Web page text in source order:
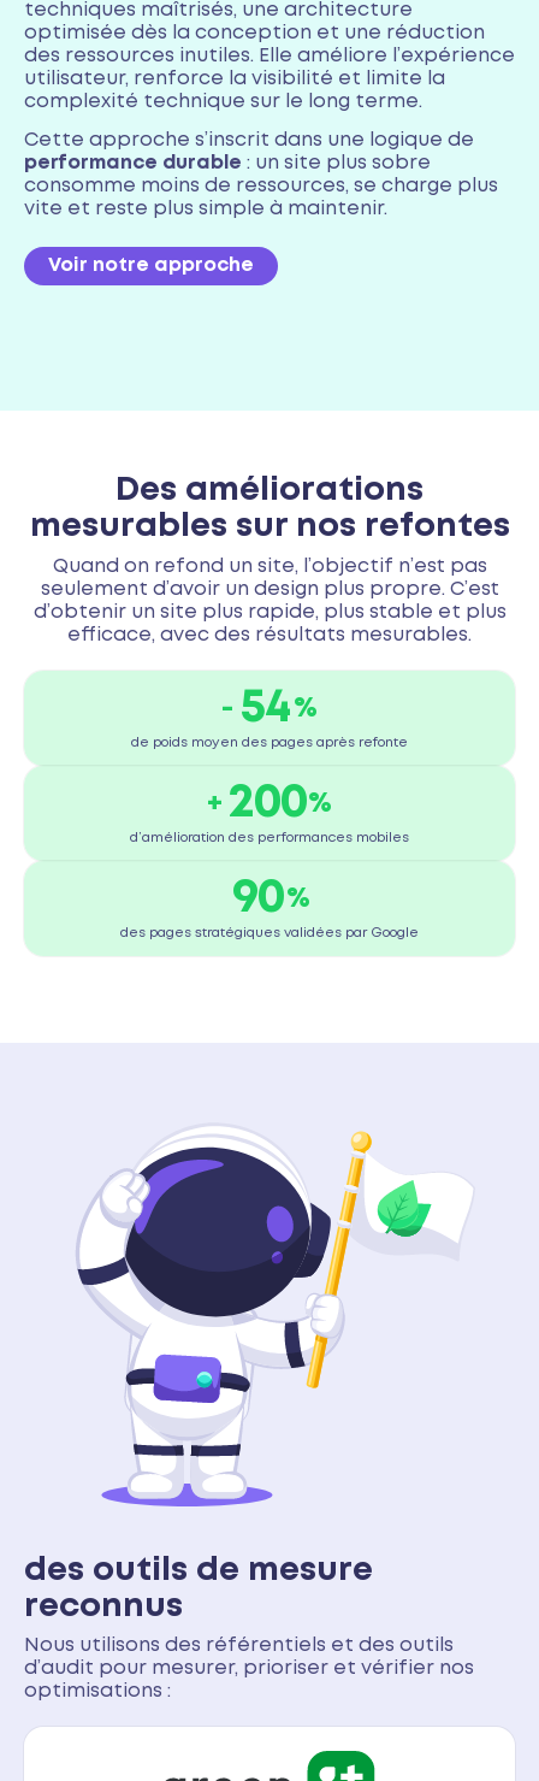
techniques maîtrisés, une architecture
optimisée dès la conception et une réduction
des ressources inutiles. Elle améliore l’expérience
utilisateur, renforce la visibilité et limite la
complexité technique sur le long terme.
Cette approche s’inscrit dans une logique de
performance durable : un site plus sobre
consomme moins de ressources, se charge plus
vite et reste plus simple à maintenir.
Voir notre approche
Des améliorations
mesurables sur nos refontes
Quand on refond un site, l’objectif n’est pas
seulement d’avoir un design plus propre. C’est
d’obtenir un site plus rapide, plus stable et plus
efficace, avec des résultats mesurables.
- 59
60 %
de poids moyen des pages après refonte
+ 218
220 %
d’amélioration des performances mobiles
99100
%
des pages stratégiques validées par Google
des outils de mesure
reconnus
Nous utilisons des référentiels et des outils
d’audit pour mesurer, prioriser et vérifier nos
optimisations :